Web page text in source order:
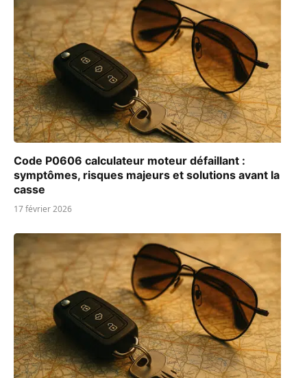
Code P0606 calculateur moteur défaillant :
symptômes, risques majeurs et solutions avant la
casse
17 février 2026